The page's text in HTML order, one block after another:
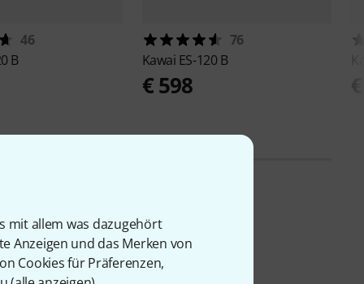
mit allem was dazugehört
Anzeigen und das Merken von
Cookies für Präferenzen,
46
B
76
Kawai ES-120 B
€ 598